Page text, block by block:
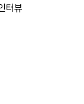
터뷰